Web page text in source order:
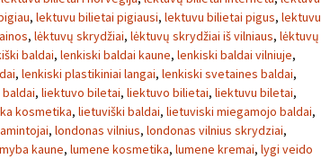
, lektuvu bilietai pigiausi, lektuvu bilietai pigus, lektuvu
, lėktuvų skrydžiai, lėktuvų skrydžiai iš vilniaus, lėktuvų
baldai, lenkiski baldai kaune, lenkiski baldai vilniuje,
, lenkiski plastikiniai langai, lenkiski svetaines baldai,
, liektuvo biletai, liektuvo bilietai, liektuvu biletai,
kosmetika, lietuviški baldai, lietuviski miegamojo baldai,
, londonas vilnius, londonas vilnius skrydziai,
kaune, lumene kosmetika, lumene kremai, lygi veido